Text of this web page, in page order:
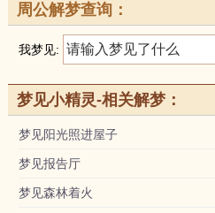
周公解梦查询：
我梦见:
梦见小精灵-相关解梦：
梦见阳光照进屋子
梦见报告厅
梦见森林着火